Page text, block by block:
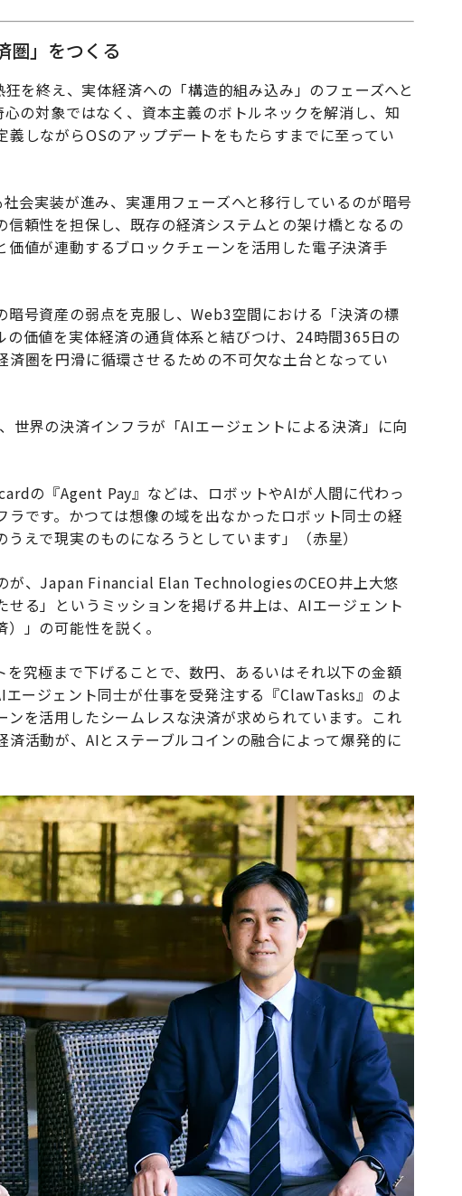
圏」をつくる
を終え、実体経済への「構造的組み込み」のフェーズへと
の対象ではなく、資本主義のボトルネックを解消し、知
しながらOSのアップデートをもたらすまでに至ってい
会実装が進み、実運用フェーズへと移行しているのが暗号
頼性を担保し、既存の経済システムとの架け橋となるの
値が連動するブロックチェーンを活用した電子決済手
号資産の弱点を克服し、Web3空間における「決済の標
価値を実体経済の通貨体系と結びつけ、24時間365日の
圏を円滑に循環させるための不可欠な土台となってい
世界の決済インフラが「AIエージェントによる決済」に向
の『Agent Pay』などは、ロボットやAIが人間に代わっ
です。かつては想像の域を出なかったロボット同士の経
えで現実のものになろうとしています」（赤星）
が、Japan Financial Elan TechnologiesのCEO井上大悠
せる」というミッションを掲げる井上は、AIエージェント
」の可能性を説く。
を究極まで下げることで、数円、あるいはそれ以下の金額
ージェント同士が仕事を受発注する『ClawTasks』のよ
を活用したシームレスな決済が求められています。これ
活動が、AIとステーブルコインの融合によって爆発的に